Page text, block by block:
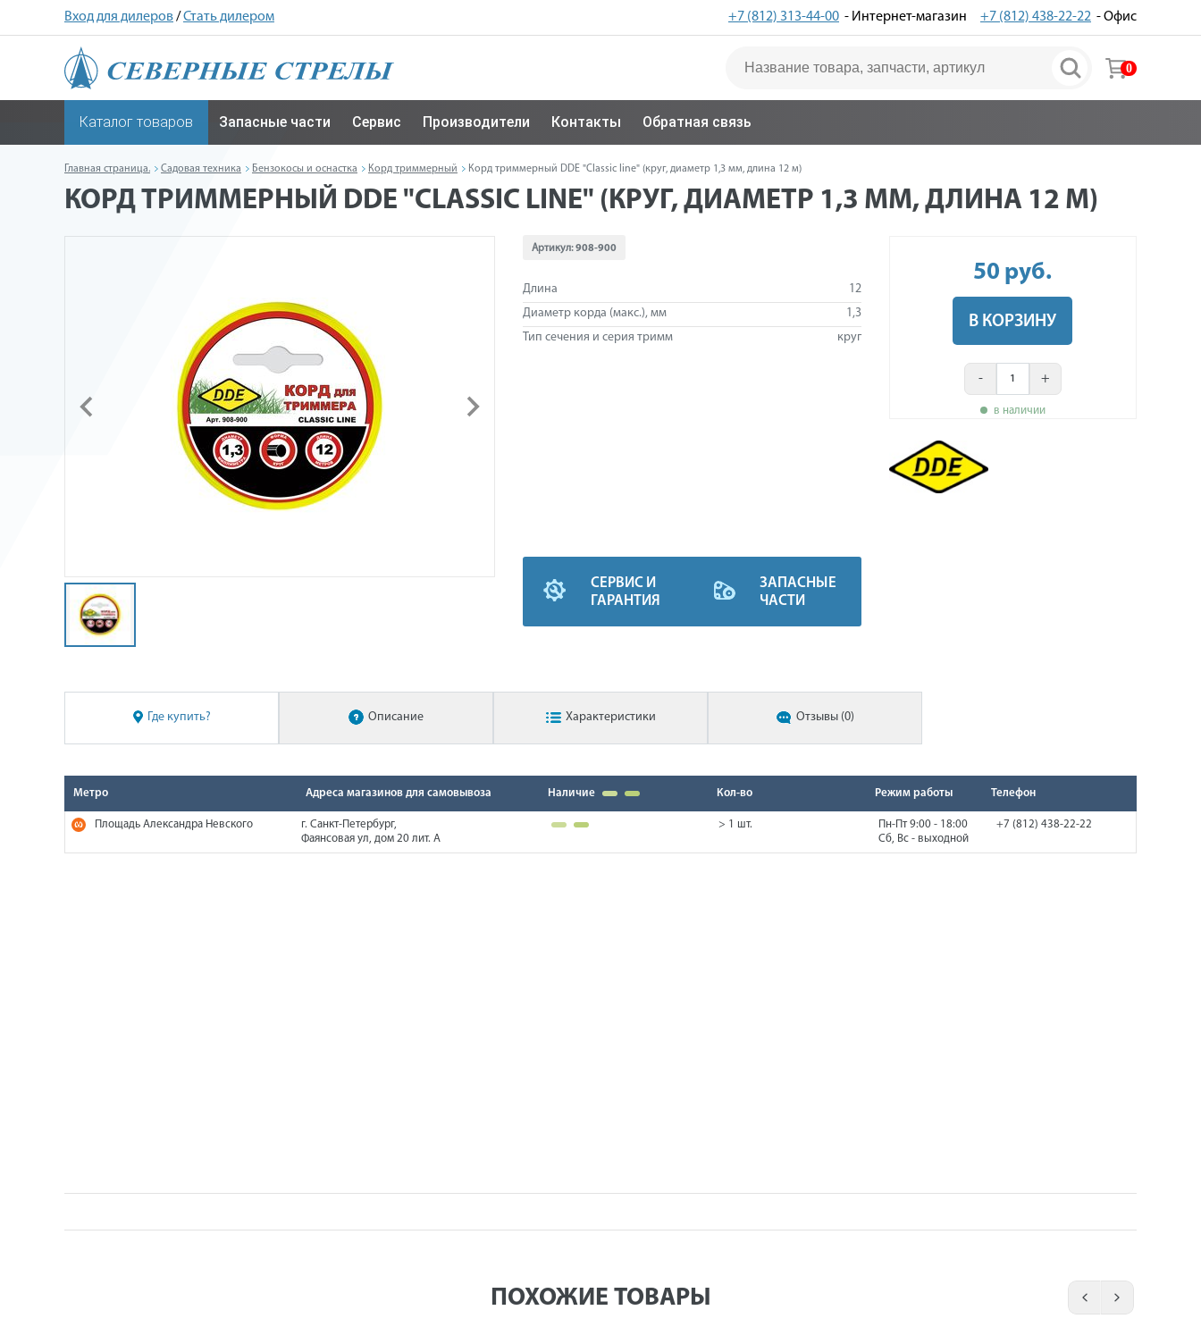
Вход для дилеров/Стать дилером +7 (812) 313-44-00 - Интернет-магазин +7 (812) 438-22-22 - Офис
0
Каталог товаров Запасные части Сервис Производители Контакты Обратная связь
Главная страница. Садовая техника Бензокосы и оснастка Корд триммерный Корд триммерный DDE "Classic line" (круг, диаметр 1,3 мм, длина 12 м)
КОРД ТРИММЕРНЫЙ DDE "CLASSIC LINE" (КРУГ, ДИАМЕТР 1,3 ММ, ДЛИНА 12 М)
Артикул:908-900
Длина
12
Диаметр корда (макс.), мм
1,3
Тип сечения и серия тримм
круг
СЕРВИС И
ГАРАНТИЯ
ЗАПАСНЫЕ
ЧАСТИ
50 руб.
В КОРЗИНУ
- +
в наличии
Где купить? Описание Характеристики Отзывы (0)
Метро Адреса магазинов для самовывоза Наличие Кол-во Режим работы Телефон
Площадь Александра Невского
г. Санкт-Петербург,
Фаянсовая ул, дом 20 лит. А
> 1 шт.
Пн-Пт 9:00 - 18:00
Сб, Вс - выходной
+7 (812) 438-22-22
ПОХОЖИЕ ТОВАРЫ